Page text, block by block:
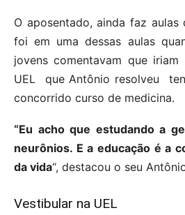
O aposentado, ainda faz
foi em uma dessas aulas
jovens comentavam que
UEL que Antônio resolveu
concorrido curso de medicina.
“Eu acho que estudando a
neurônios. E a educação é a
da vida“, destacou o seu
Vestibular na UEL